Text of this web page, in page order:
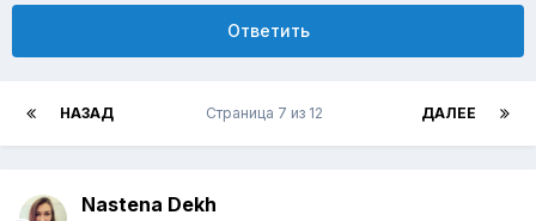
Ответить
НАЗАД ДАЛЕЕ
Страница 7 из 12
Nastena Dekh